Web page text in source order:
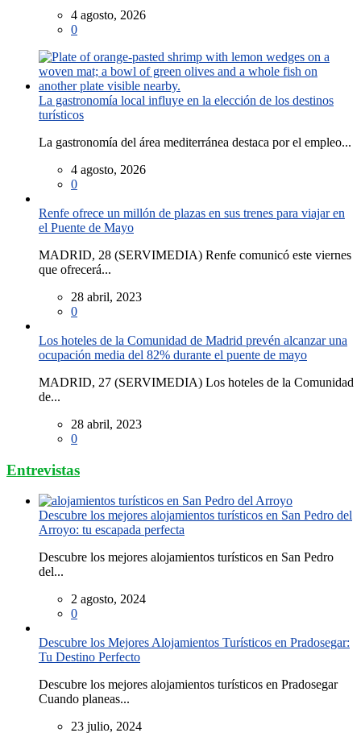
4 agosto, 2026
0
La gastronomía local influye en la elección de los destinos
turísticos
La gastronomía del área mediterránea destaca por el empleo...
4 agosto, 2026
0
Renfe ofrece un millón de plazas en sus trenes para viajar en
el Puente de Mayo
MADRID, 28 (SERVIMEDIA) Renfe comunicó este viernes
que ofrecerá...
28 abril, 2023
0
Los hoteles de la Comunidad de Madrid prevén alcanzar una
ocupación media del 82% durante el puente de mayo
MADRID, 27 (SERVIMEDIA) Los hoteles de la Comunidad
de...
28 abril, 2023
0
Entrevistas
Descubre los mejores alojamientos turísticos en San Pedro del
Arroyo: tu escapada perfecta
Descubre los mejores alojamientos turísticos en San Pedro
del...
2 agosto, 2024
0
Descubre los Mejores Alojamientos Turísticos en Pradosegar:
Tu Destino Perfecto
Descubre los mejores alojamientos turísticos en Pradosegar
Cuando planeas...
23 julio, 2024